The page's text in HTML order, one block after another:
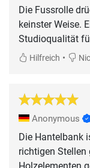
Die Fussrolle
keinster Weise.
Studioqualität
Hilfreich •
Anonymous
Die Hantelbank
richtigen